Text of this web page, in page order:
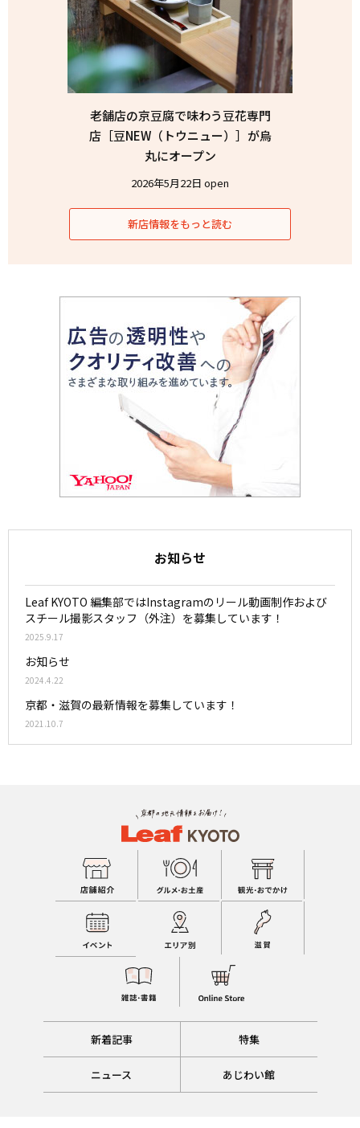
老舗店の京豆腐で味わう豆花専門
店［豆NEW（トウニュー）］が烏
丸にオープン
2026年5月22日 open
新店情報をもっと読む
お知らせ
Leaf KYOTO 編集部ではInstagramのリール動画制作および
スチール撮影スタッフ（外注）を募集しています！
2025.9.17
お知らせ
2024.4.22
京都・滋賀の最新情報を募集しています！
2021.10.7
新着記事 特集
ニュース あじわい館